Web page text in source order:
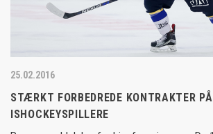
25.02.2016
STÆRKT FORBEDREDE KONTRAKTER
ISHOCKEYSPILLERE